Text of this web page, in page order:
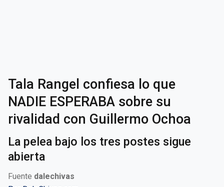
Tala Rangel confiesa lo que
NADIE ESPERABA sobre su
rivalidad con Guillermo Ochoa
La pelea bajo los tres postes sigue
abierta
Fuente dalechivas